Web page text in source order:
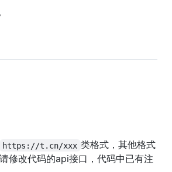
https://t.cn/xxx 类格式，其他格式
修改代码的api接口，代码中已有注